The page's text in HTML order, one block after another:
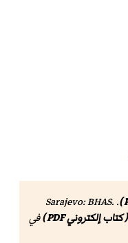
. Sarajevo: BHAS.
( كتاب إلكتروني PDF )
في